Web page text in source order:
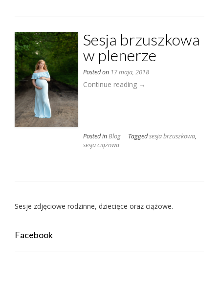
Sesja brzuszkowa
w plenerze
Posted on 17 maja, 2018
Continue reading „Sesja
→
Posted inBlog Taggedsesja brzuszkowa,
sesja ciążowa
Sesje zdjęciowe rodzinne, dziecięce oraz ciążowe.
Facebook